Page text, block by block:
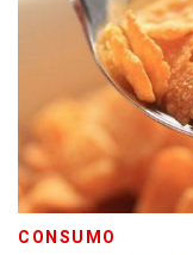
CONSUMO